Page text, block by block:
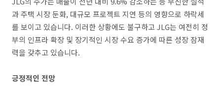
과 주택 시장 둔화, 대규모 프로젝트 지연 등의 영향으로 하락세
를 보이고 있습니다. 이러한 상황에도 불구하고 JLG는 여전히 정
부의 인프라 확장 및 장기적인 시장 수요 증가에 따른 성장 잠재
력을 갖추고 있습니다.
긍정적인 전망